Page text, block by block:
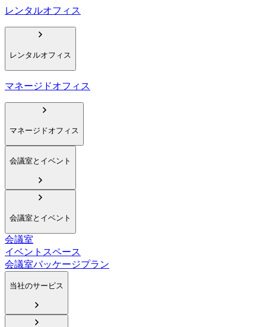
レンタルオフィス
レンタルオフィス
マネージドオフィス
マネージドオフィス
会議室とイベント
会議室とイベント
会議室
イベントスペース
会議室パッケージプラン
当社のサービス